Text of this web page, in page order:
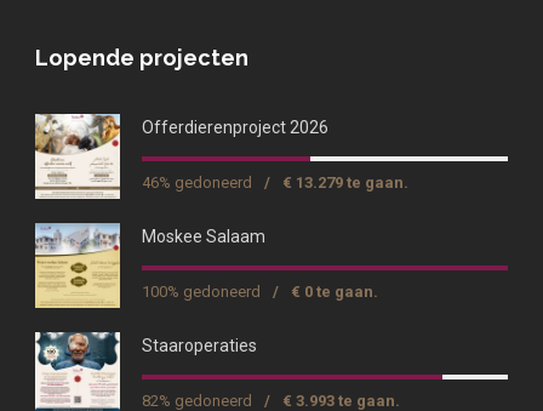
Lopende projecten
Offerdierenproject 2026
46% gedoneerd / € 13.279 te gaan.
Moskee Salaam
100% gedoneerd / € 0 te gaan.
Staaroperaties
82% gedoneerd / € 3.993 te gaan.